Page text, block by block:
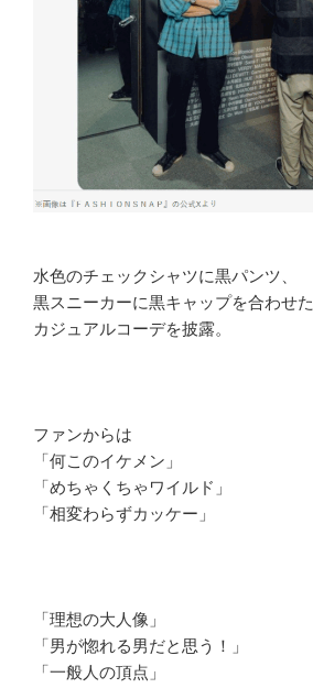
水色のチェックシャツに黒パンツ、
黒スニーカーに黒キャップを合わせた
カジュアルコーデを披露。
ファンからは
「何このイケメン」
「めちゃくちゃワイルド」
「相変わらずカッケー」
「理想の大人像」
「男が惚れる男だと思う！」
「一般人の頂点」